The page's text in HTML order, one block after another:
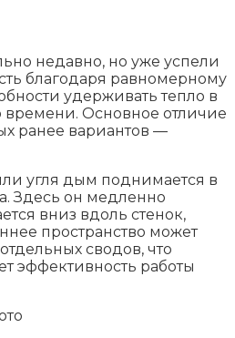
недавно, но уже успели
благодаря равномерному
удерживать тепло в
времени. Основное отличие
ранее вариантов —
угля дым поднимается в
Здесь он медленно
вниз вдоль стенок,
пространство может
сводов, что
эффективность работы